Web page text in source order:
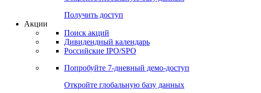
Попробуйте7-дневный
Откройте глобальную базу данных
Получить доступ
Акции
Поиск акций
Дивидендный календарь
Российские IPO/SPO